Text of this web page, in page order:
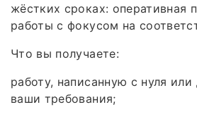
жёстких сроках: оперативная
работы с фокусом на
Что вы получаете:
работу, написанную с нуля
ваши требования;